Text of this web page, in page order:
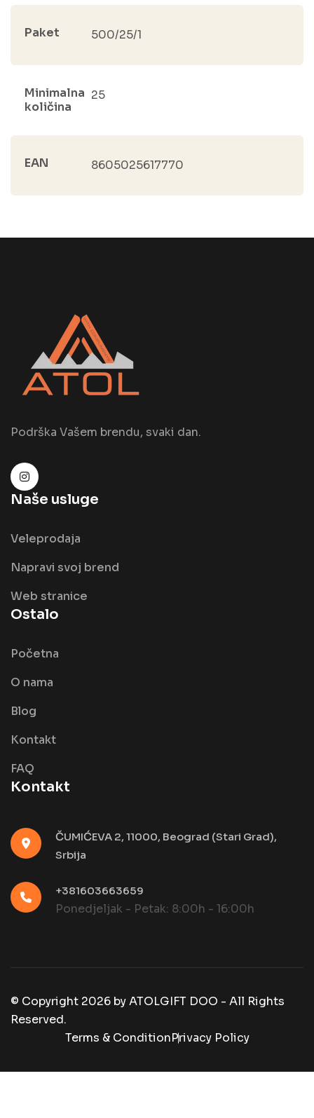
Paket 500/25/1
Minimalna
količina
25
EAN 8605025617770
Podrška Vašem brendu, svaki dan.
Naše usluge
Veleprodaja
Napravi svoj brend
Web stranice
Ostalo
Početna
O nama
Blog
Kontakt
FAQ
Kontakt
ČUMIĆEVA 2, 11000, Beograd (Stari Grad),
Srbija
+381603663659
Ponedjeljak - Petak: 8:00h - 16:00h
© Copyright 2026 byATOLGIFT DOO - All Rights
Reserved.
Terms & ConditionPrivacy Policy